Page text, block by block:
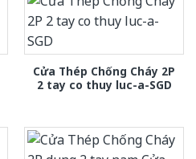
Cửa Thép Chống Cháy 2P
2 tay co thuy luc-a-SGD